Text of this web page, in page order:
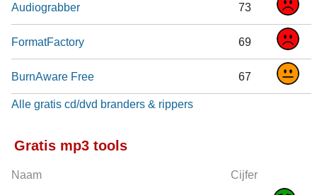
Audiograbber 73
FormatFactory 69
BurnAware Free 67
Alle gratis cd/dvd branders & rippers
Gratis mp3 tools
Naam Cijfer